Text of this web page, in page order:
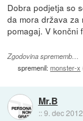
Dobra podjetja so
da mora država
pomagaj. V končni
Zgodovina sprememb…
spremenil:monster-x
Mr.B
::9. dec